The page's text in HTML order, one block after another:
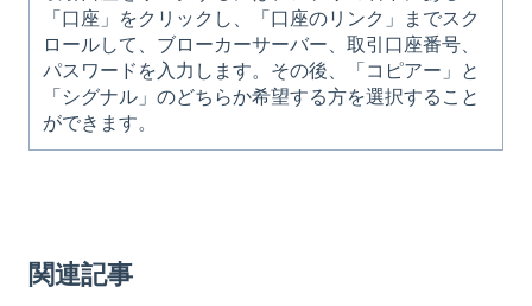
「口座」をクリックし、「口座のリンク」までスク
ロールして、ブローカーサーバー、取引口座番号、
パスワードを入力します。その後、「コピアー」と
「シグナル」のどちらか希望する方を選択すること
ができます。
関連記事